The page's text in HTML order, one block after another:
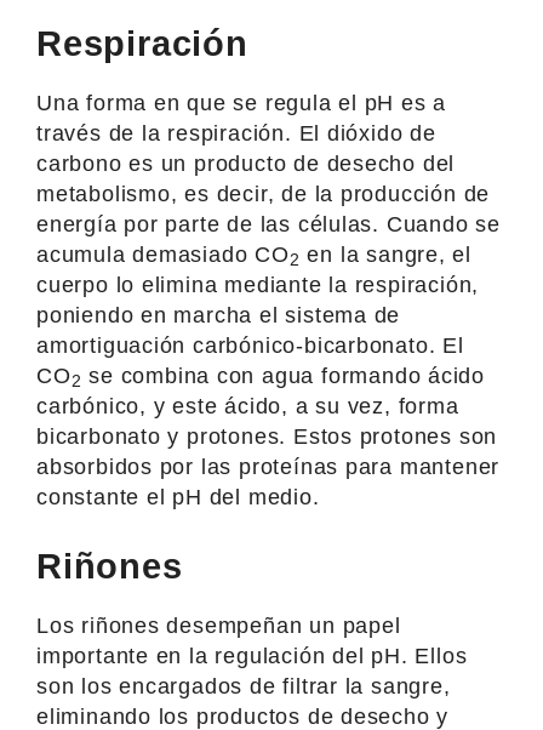
Respiración
Una forma en que se regula el pH es a
través de la respiración. El dióxido de
carbono es un producto de desecho del
metabolismo, es decir, de la producción de
energía por parte de las células. Cuando se
acumula demasiado CO2 en la sangre, el
cuerpo lo elimina mediante la respiración,
poniendo en marcha el sistema de
amortiguación carbónico-bicarbonato. El
CO2 se combina con agua formando ácido
carbónico, y este ácido, a su vez, forma
bicarbonato y protones. Estos protones son
absorbidos por las proteínas para mantener
constante el pH del medio.
Riñones
Los riñones desempeñan un papel
importante en la regulación del pH. Ellos
son los encargados de filtrar la sangre,
eliminando los productos de desecho y